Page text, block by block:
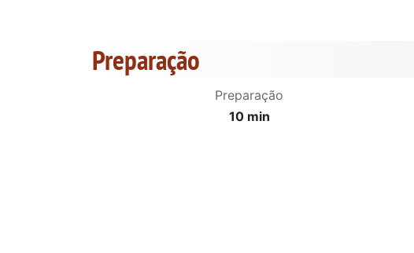
Preparação
Preparação
10 min